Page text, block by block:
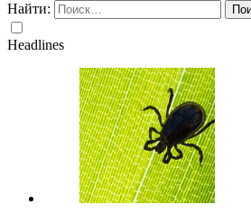
Найти:
Headlines